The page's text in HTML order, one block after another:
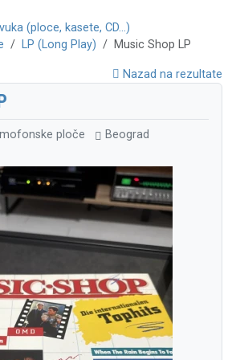
(ploce, kasete, CD...)
LP (Long Play) Music Shop LP
Nazad na rezultate
ploče
Beograd